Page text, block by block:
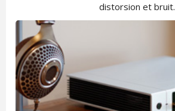
distorsion et bruit.